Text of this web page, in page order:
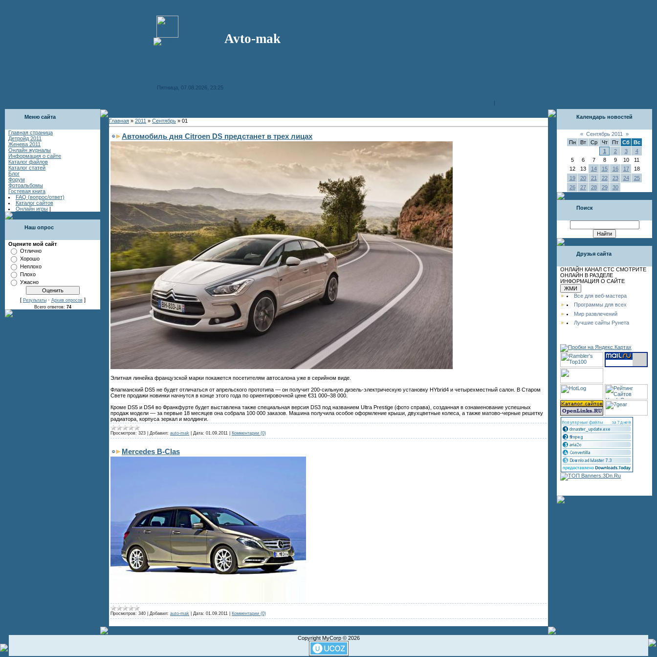
Avto-mak
Пятница, 07.08.2026, 23:25
|
Меню сайта
Главная страница
Детройд 2011
Женева 2011
Онлайн журналы
Информация о сайте
Каталог файлов
Каталог статей
Блог
Форум
Фотоальбомы
Гостевая книга
FAQ (вопрос/ответ)
Каталог сайтов
Онлайн игры |
Наш опрос
Оцените мой сайт
Отлично
Хорошо
Неплохо
Плохо
Ужасно
[ Результаты· Архив опросов]
Всего ответов: 74
Главная » 2011 » Сентябрь » 01
Автомобиль дня Citroen DS предстанет в трех лицах
Элитная линейка французской марки покажется посетителям автосалона уже в серийном виде.
Флагманский DS5 не будет отличаться от апрельского прототипа — он получит 200-сильную дизель-электрическую установку HYbrid4 и четырехместный салон. В Старом
Свете продажи новинки начнутся в конце этого года по ориентировочной цене €31 000–38 000.
Кроме DS5 и DS4 во Франкфурте будет выставлена также специальная версия DS3 под названием Ultra Prestige (фото справа), созданная в ознаменование успешных
продаж модели — за первые 18 месяцев она собрала 100 000 заказов. Машина получила особое оформление крыши, двухцветные колеса, а также матово-черные решетку
радиатора, корпуса зеркал и молдинги.
Просмотров: 323 Добавил: auto-mak Дата: 01.09.2011 Комментарии (0)
Mercedes B-Clas
Просмотров: 340 Добавил: auto-mak Дата: 01.09.2011 Комментарии (0)
Календарь новостей
« Сентябрь 2011
»
Пн
Вт Ср Чт Пт Сб
Вс
1
2 3
4
5
6 7 8 9 10
11
12
13 14 15 16 17
18
19
20 21 22 23 24
25
26
27 28 29 30
Поиск
Друзья сайта
ОНЛАЙН КАНАЛ СТС СМОТРИТЕ
ОНЛАЙН В РАЗДЕЛЕ
ИНФОРМАЦИЯ О САЙТЕ
Все для веб-мастера
Программы для всех
Мир развлечений
Лучшие сайты Рунета
Copyright MyCorp © 2026